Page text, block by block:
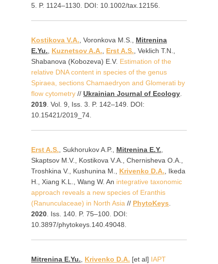
5. P. 1124–1130. DOI: 10.1002/tax.12156.
Kostikova V.A., Voronkova M.S., Mitrenina
E.Yu., Kuznetsov A.A., Erst A.S., Veklich T.N.,
Shabanova (Kobozeva) E.V. Estimation of the
relative DNA content in species of the genus
Spiraea, sections Chamaedryon and Glomerati by
flow cytometry // Ukrainian Journal of Ecology.
2019. Vol. 9, Iss. 3. P. 142–149. DOI:
10.15421/2019_74.
Erst A.S., Sukhorukov A.P., Mitrenina E.Y.,
Skaptsov M.V., Kostikova V.A., Chernisheva O.A.,
Troshkina V., Kushunina M., Krivenko D.A., Ikeda
H., Xiang K.L., Wang W. An integrative taxonomic
approach reveals a new species of Eranthis
(Ranunculaceae) in North Asia // PhytoKeys.
2020. Iss. 140. P. 75–100. DOI:
10.3897/phytokeys.140.49048.
Mitrenina E.Yu., Krivenko D.A. [et al] IAPT